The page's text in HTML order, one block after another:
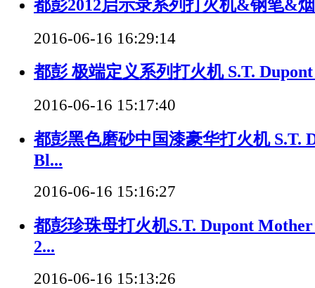
都彭2012启示录系列打火机&钢笔&
2016-06-16 16:29:14
都彭 极端定义系列打火机 S.T.
2016-06-16 15:17:40
都彭黑色磨砂中国漆豪华打火机 S.T.
Bl...
2016-06-16 15:16:27
都彭珍珠母打火机S.T. Dupont
2...
2016-06-16 15:13:26